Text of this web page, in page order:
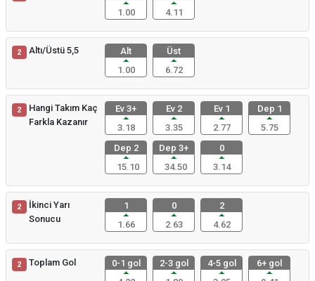
1.00
4.11
2 Altı/Üstü 5,5
Alt
1.00
Üst
6.72
2
Hangi Takım Kaç
Farkla Kazanır
Ev 3+
3.18
Ev 2
3.35
Ev 1
2.77
Dep 1
5.75
Dep 2
15.10
Dep 3+
34.50
0
3.14
2
İkinci Yarı
Sonucu
1
1.66
0
2.63
2
4.62
2 Toplam Gol
0-1 gol
2-3 gol
4-5 gol
6+ gol